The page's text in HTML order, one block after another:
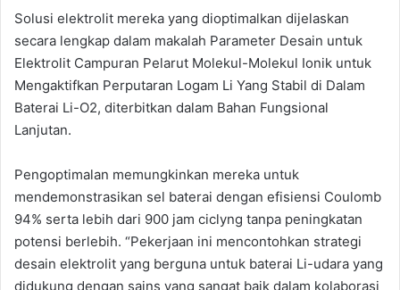
Solusi elektrolit mereka yang dioptimalkan dijelaskan
secara lengkap dalam makalah Parameter Desain untuk
Elektrolit Campuran Pelarut Molekul-Molekul Ionik untuk
Mengaktifkan Perputaran Logam Li Yang Stabil di Dalam
Baterai Li-O2, diterbitkan dalam Bahan Fungsional
Lanjutan.
Pengoptimalan memungkinkan mereka untuk
mendemonstrasikan sel baterai dengan efisiensi Coulomb
94% serta lebih dari 900 jam ciclyng tanpa peningkatan
potensi berlebih. “Pekerjaan ini mencontohkan strategi
desain elektrolit yang berguna untuk baterai Li-udara yang
didukung dengan sains yang sangat baik dalam kolaborasi